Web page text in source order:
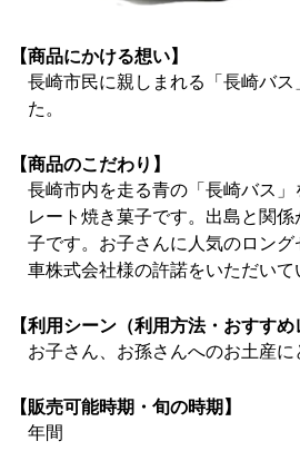
【商品にかける想い】
長崎市民に親しまれる「長崎バス
た。
【商品のこだわり】
長崎市内を走る青の「長崎バス」
レート焼き菓子です。出島と関
子です。お子さんに人気のロン
車株式会社様の許諾をいただいて
【利用シーン（利用方法・おすすめ
お子さん、お孫さんへのお土産に
【販売可能時期・旬の時期】
年間